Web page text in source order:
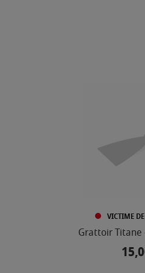
VICTIME
Grattoir Titane
Prix